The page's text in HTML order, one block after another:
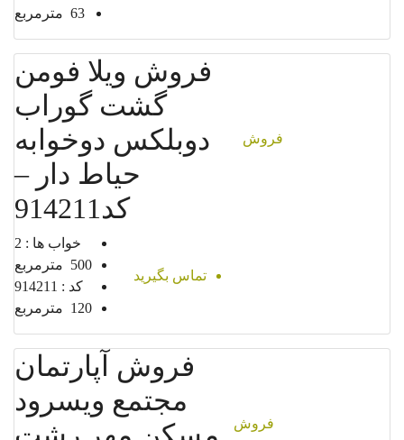
63 مترمربع
فروش
فروش ویلا فومن
گشت گوراب
دوبلکس دوخوابه
حیاط دار –
کد914211
تماس بگیرید
خواب ها : 2
500 مترمربع
کد : 914211
120 مترمربع
فروش
فروش آپارتمان
مجتمع ویسرود